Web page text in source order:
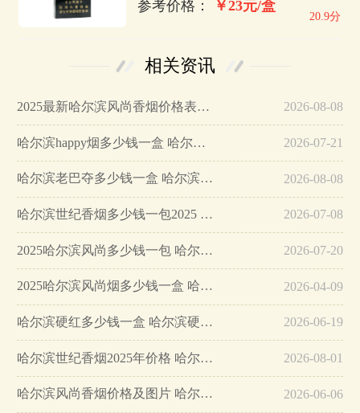
参考价格：
￥23元/盒
20.9分
相关资讯
2025最新哈尔滨风尚香烟价格表一览… 2026-08-08
哈尔滨happy烟多少钱一盒 哈尔滨happy烟价格一览表… 2026-07-21
哈尔滨老巴夺多少钱一盒 哈尔滨老巴夺香烟价格表图… 2026-08-08
哈尔滨世纪香烟多少钱一包2025 哈尔滨世纪香烟价格… 2026-07-08
2025哈尔滨风尚多少钱一包 哈尔滨风尚香烟价格表图片… 2026-07-20
2025哈尔滨风尚烟多少钱一盒 哈尔滨风尚香烟价格表和图片… 2026-04-09
哈尔滨硬红多少钱一盒 哈尔滨硬红香烟价格报价详情… 2026-06-19
哈尔滨世纪香烟2025年价格 哈尔滨世纪香烟价格表一览… 2026-08-01
哈尔滨风尚香烟价格及图片 哈尔滨风尚价格表查询… 2026-06-06